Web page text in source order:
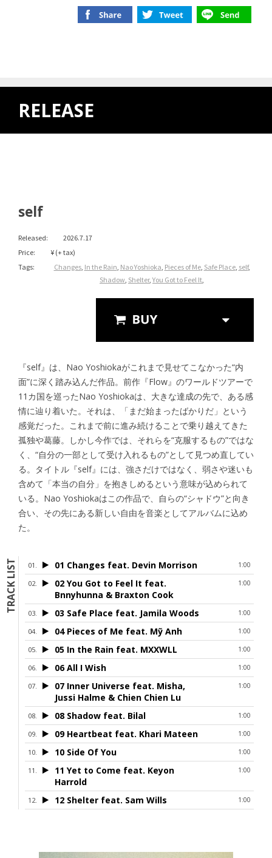
RELEASE
self
Released:
2026.7.17
Price:
¥ (+ tax)
Tags:
Changes, In the Rain Nao Yoshioka Pieces of Me, Safe Place, self,
Shadow Shelter, You Got to Feel It
『self』は、Nao Yoshiokaがこれまで見せてこなかった“内
面”に深く踏み込んだ作品。前作『Flow』のワールドツアーで
11カ国を巡ったNao Yoshiokaは、大きな達成の先で、ある感
情に辿り着いた。それは、「まだ始まったばかりだ」という
感覚だった。これまで前に進み続けることで乗り越えてきた
孤独や葛藤。しかし今作では、それらを“克服するもの”ではな
く、“自分の一部として受け入れるもの”として見つめ直してい
る。タイトル『self』には、強さだけではなく、弱さや迷いも
含めて「本当の自分」を抱きしめるという意味が込められて
いる。Nao Yoshiokaはこの作品で、自らの“シャドウ”と向き
合い、その先にある新しい自由を音楽としてアルバムに込め
た。
TRACK LIST 01 Changes feat. Devin Morrison 1:00
02 You Got to Feel It feat.
Bnnyhunna & Braxton Cook
1:00
03 Safe Place feat. Jamila Woods 1:00
04 Pieces of Me feat. Mỹ Anh 1:00
05 In the Rain feat. MXXWLL 1:00
06 All I Wish 1:00
07 Inner Universe feat. Misha,
Jussi Halme & Chien Chien Lu
1:00
08 Shadow feat. Bilal 1:00
09 Heartbeat feat. Khari Mateen 1:00
10 Side Of You 1:00
11 Yet to Come feat. Keyon
Harrold
1:00
12 Shelter feat. Sam Wills 1:00